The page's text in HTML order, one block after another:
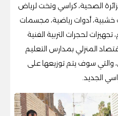
الصحية، كراسي وتخت لرياض
أدوات رياضية، مجسمات
لحجرات التربية الفنية
المنزلي بمدارس التعليم
والتي سوف يتم توزيعها على
الجديد.